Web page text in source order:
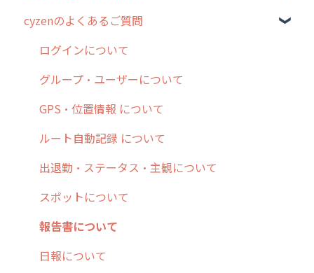
4. cyzen利用前の準備：システム管理者編
5. 基本的な使い方：システム管理者編
6. 基本的な使い方：ユーザー編
7. 初心者向けよくある質問集
8. 用語集
9. もっと便利に利用するための設定
10.ユーザー向けおすすめの使い方
【業界業種別】cyzen設定方法
予定管理
スポット
ステータス・主観
報告書・行動種別
勤怠管理
活動通知
パフォーマンス
帳票出力
メッセージ・ファイル添付
スポット
報告閲覧
予定
日報
履歴
メンバー
メッセージ
パフォーマンス
外部リンク
勤怠管理
予定管理
スポット
ステータス・主観
報告書・行動種別
ユーザー・グループ管理
メッセージ機能
活動通知
内線電話
はじめに
スポット・ステータス関連オプション
交通費自動計算
安全走行支援
写真管理・高画質化
ダッシュボード（BI）・パフォーマンス
連携オプション
その他オプション
IP接続制限・端末認証設定
cyzenのよくあるご質問
ログインについて
グループ・ユーザーについて
GPS・位置情報 について
ルート自動記録 について
出退勤・ステータス・主観について
スポットについて
報告書について
日報について